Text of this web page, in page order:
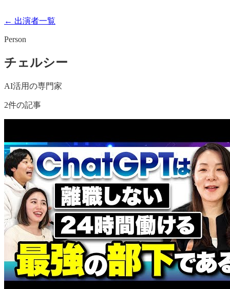
← 出演者一覧
Person
チェルシー
AI活用の専門家
2件の記事